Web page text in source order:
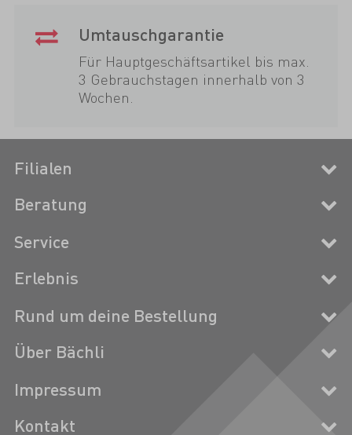
Umtauschgarantie
Für Hauptgeschäftsartikel bis max.
3 Gebrauchstagen innerhalb von 3
Wochen.
Filialen
Beratung
Service
Erlebnis
Rund um deine Bestellung
Über Bächli
Impressum
Kontakt